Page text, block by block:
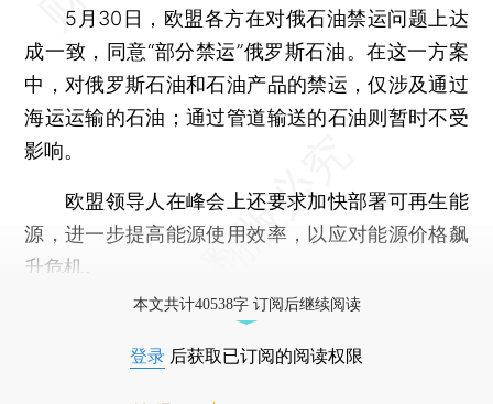
5月30日，欧盟各方在对俄石油禁运问题上达
成一致，同意“部分禁运”俄罗斯石油。在这一方案
中，对俄罗斯石油和石油产品的禁运，仅涉及通过
海运运输的石油；通过管道输送的石油则暂时不受
影响。
欧盟领导人在峰会上还要求加快部署可再生能
源，进一步提高能源使用效率，以应对能源价格飙
升危机。
本文共计40538字 订阅后继续阅读
登录 后获取已订阅的阅读权限